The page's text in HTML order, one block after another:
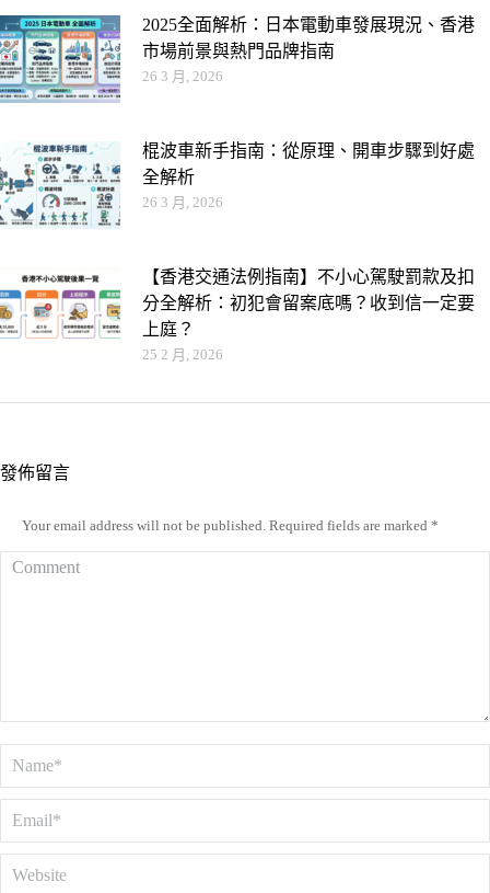
2025全面解析：日本電動車發展現況、香港
市場前景與熱門品牌指南
26 3 月, 2026
棍波車新手指南：從原理、開車步驟到好處
全解析
26 3 月, 2026
【香港交通法例指南】不小心駕駛罰款及扣
分全解析：初犯會留案底嗎？收到信一定要
上庭？
25 2 月, 2026
發佈留言
Your email address will not be published. Required fields are marked *
Comment